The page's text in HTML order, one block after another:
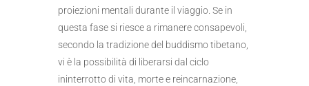
proiezioni mentali durante il viaggio. Se in
questa fase si riesce a rimanere consapevoli,
secondo la tradizione del buddismo tibetano,
vi è la possibilità di liberarsi dal ciclo
ininterrotto di vita, morte e reincarnazione,